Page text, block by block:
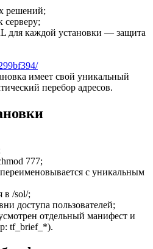
решений;
серверу;
для каждой установки — защита
имеет свой уникальный
перебор адресов.
777;
с уникальным
в /sol/;
доступа пользователей;
отдельный манифест и
tf_brief_*).